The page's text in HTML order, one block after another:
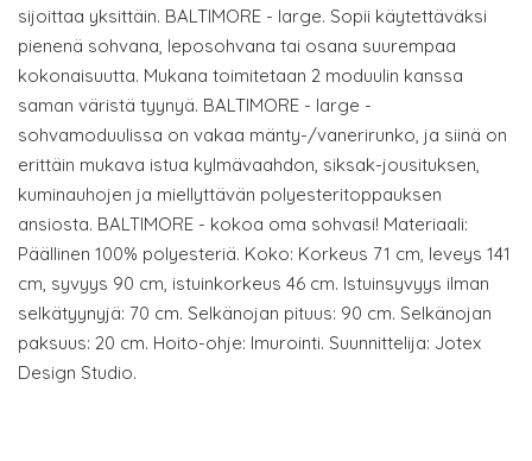
sijoittaa yksittäin. BALTIMORE - large. Sopii käytettäväksi
pienenä sohvana, leposohvana tai osana suurempaa
kokonaisuutta. Mukana toimitetaan 2 moduulin kanssa
saman väristä tyynyä. BALTIMORE - large -
sohvamoduulissa on vakaa mänty-/vanerirunko, ja siinä on
erittäin mukava istua kylmävaahdon, siksak-jousituksen,
kuminauhojen ja miellyttävän polyesteritoppauksen
ansiosta. BALTIMORE - kokoa oma sohvasi! Materiaali:
Päällinen 100% polyesteriä. Koko: Korkeus 71 cm, leveys 141
cm, syvyys 90 cm, istuinkorkeus 46 cm. Istuinsyvyys ilman
selkätyynyjä: 70 cm. Selkänojan pituus: 90 cm. Selkänojan
paksuus: 20 cm. Hoito-ohje: Imurointi. Suunnittelija: Jotex
Design Studio.